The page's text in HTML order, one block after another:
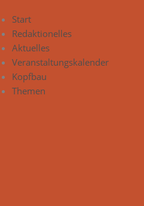
Start
Redaktionelles
Aktuelles
Veranstaltungskalender
Kopfbau
Themen